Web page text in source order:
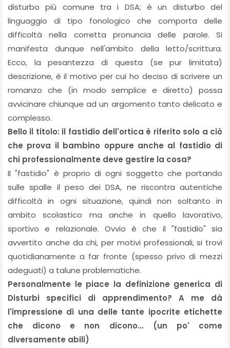
disturbo più comune tra i DSA; è un disturbo del
linguaggio di tipo fonologico che comporta delle
difficoltà nella corretta pronuncia delle parole. Si
manifesta dunque nell'ambito della letto/scrittura.
Ecco, la pesantezza di questa (se pur limitata)
descrizione, è il motivo per cui ho deciso di scrivere un
romanzo che (in modo semplice e diretto) possa
avvicinare chiunque ad un argomento tanto delicato e
complesso.
Bello il titolo: il fastidio dell'ortica è riferito solo a ciò
che prova il bambino oppure anche al fastidio di
chi professionalmente deve gestire la cosa?
Il "fastidio" è proprio di ogni soggetto che portando
sulle spalle il peso dei DSA, ne riscontra autentiche
difficoltà in ogni situazione, quindi non soltanto in
ambito scolastico ma anche in quello lavorativo,
sportivo e relazionale. Ovvio è che il "fastidio" sia
avvertito anche da chi, per motivi professionali, si trovi
quotidianamente a far fronte (spesso privo di mezzi
adeguati) a talune problematiche.
Personalmente le piace la definizione generica di
Disturbi specifici di apprendimento? A me dà
l'impressione di una delle tante ipocrite etichette
che dicono e non dicono... (un po' come
diversamente abili)